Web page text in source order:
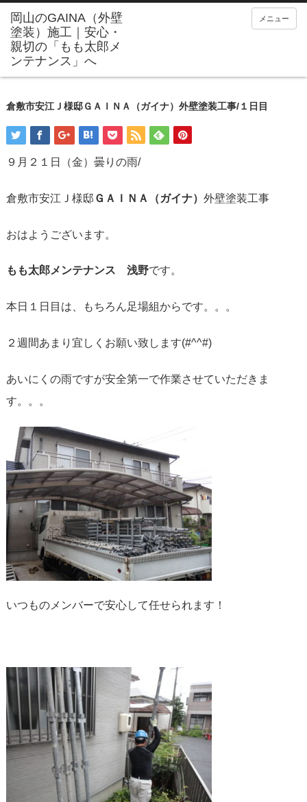
メニュー
倉敷市安江Ｊ様邸ＧＡＩＮＡ（ガイナ）外壁塗装工事/１日目
９月２１日（金）曇りの雨/
倉敷市安江Ｊ様邸 ＧＡＩＮＡ（ガイナ） 外壁塗装工事
おはようございます。
もも太郎メンテナンス 浅野です。
本日１日目は、もちろん足場組からです。。。
２週間あまり宜しくお願い致します(#^^#)
あいにくの雨ですが安全第一で作業させていただきま
す。。。
いつものメンバーで安心して任せられます！